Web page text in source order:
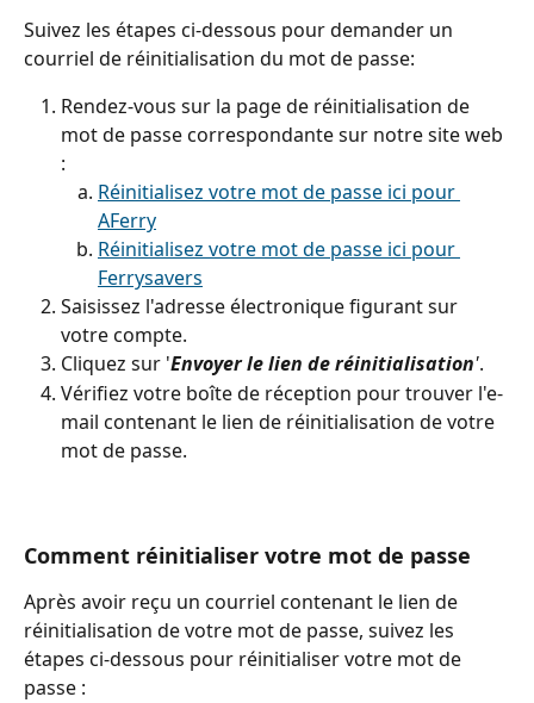
Suivez les étapes ci-dessous pour demander un
courriel de réinitialisation du mot de passe:
Rendez-vous sur la page de réinitialisation de
mot de passe correspondante sur notre site web
:
Réinitialisez votre mot de passe ici pour
AFerry
Réinitialisez votre mot de passe ici pour
Ferrysavers
Saisissez l'adresse électronique figurant sur
votre compte.
Cliquez sur 'Envoyer le lien de réinitialisation'.
Vérifiez votre boîte de réception pour trouver l'e-
mail contenant le lien de réinitialisation de votre
mot de passe.
Comment réinitialiser votre mot de passe
Après avoir reçu un courriel contenant le lien de
réinitialisation de votre mot de passe, suivez les
étapes ci-dessous pour réinitialiser votre mot de
passe :